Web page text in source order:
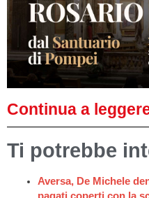
Continua a
Ti potrebbe
Aversa, De Michele
pagati coperti con la